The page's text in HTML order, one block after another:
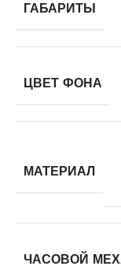
ГАБАРИТЫ
ЦВЕТ ФОНА
МАТЕРИАЛ
ЧАСОВОЙ